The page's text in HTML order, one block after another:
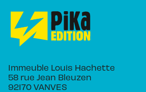
Immeuble Louis Hachette
58 rue Jean Bleuzen
92170 VANVES